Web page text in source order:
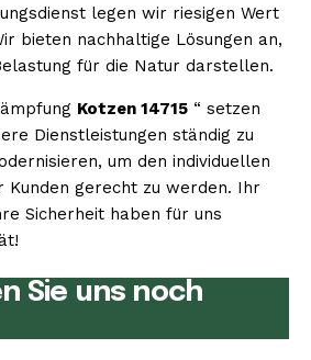
legen wir riesigen Wert
bieten nachhaltige Lösungen an,
für die Natur darstellen.
Kotzen 14715 “ setzen
Dienstleistungen ständig zu
um den individuellen
Kunden gerecht zu werden. Ihr
Sicherheit haben für uns
Sie uns noch